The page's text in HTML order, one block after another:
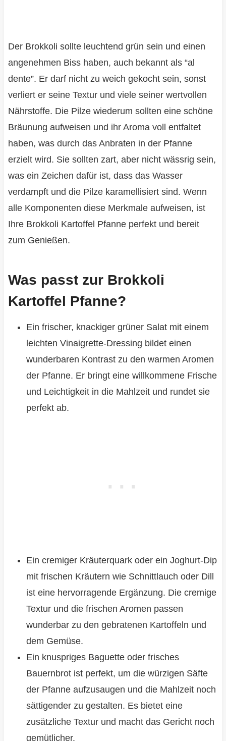
Der Brokkoli sollte leuchtend grün sein und einen
angenehmen Biss haben, auch bekannt als “al
dente”. Er darf nicht zu weich gekocht sein, sonst
verliert er seine Textur und viele seiner wertvollen
Nährstoffe. Die Pilze wiederum sollten eine schöne
Bräunung aufweisen und ihr Aroma voll entfaltet
haben, was durch das Anbraten in der Pfanne
erzielt wird. Sie sollten zart, aber nicht wässrig sein,
was ein Zeichen dafür ist, dass das Wasser
verdampft und die Pilze karamellisiert sind. Wenn
alle Komponenten diese Merkmale aufweisen, ist
Ihre Brokkoli Kartoffel Pfanne perfekt und bereit
zum Genießen.
Was passt zur Brokkoli
Kartoffel Pfanne?
Ein frischer, knackiger grüner Salat mit einem
leichten Vinaigrette-Dressing bildet einen
wunderbaren Kontrast zu den warmen Aromen
der Pfanne. Er bringt eine willkommene Frische
und Leichtigkeit in die Mahlzeit und rundet sie
perfekt ab.
Ein cremiger Kräuterquark oder ein Joghurt-Dip
mit frischen Kräutern wie Schnittlauch oder Dill
ist eine hervorragende Ergänzung. Die cremige
Textur und die frischen Aromen passen
wunderbar zu den gebratenen Kartoffeln und
dem Gemüse.
Ein knuspriges Baguette oder frisches
Bauernbrot ist perfekt, um die würzigen Säfte
der Pfanne aufzusaugen und die Mahlzeit noch
sättigender zu gestalten. Es bietet eine
zusätzliche Textur und macht das Gericht noch
gemütlicher.